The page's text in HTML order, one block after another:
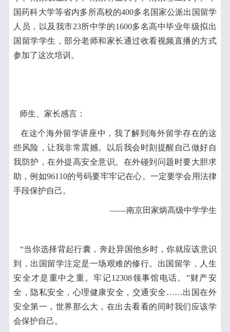
国药科大学等省内多所高校的400多名国家公派出国留学
人员，以及我市23所中学的1600多名高中毕业年级拟出
国留学学生，部分老师和家长通过收看视频直播的方式
参加了这次培训。
师生、家长感言：
在这个海外留学讲座中，我了解到海外留学存在的这
些风险，让我非常震撼。以后我会时刻提醒自己做好自
我防护，在外提高安全意识。在外碰到问题时要大胆求
助，例如96110的号码要牢牢记在心。一定要学会用法律
手段保护自己。
——南京田家炳高级中学学生
“当你选择背起行囊，奔赴异国他乡时，你就应该意识
到，出国留学注定是一场艰难的修行。出国留学，人生
安全才是重中之重。牢记12308领事馆电话。”财产安
全，隐私安全，心理健康安全，交通安全……出国在外
安全第一，世界那么大，在出去看看的同时我们应该学
会保护自己。